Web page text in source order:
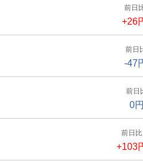
前日
+26
前日
-47
前日
0円
前日比
+103